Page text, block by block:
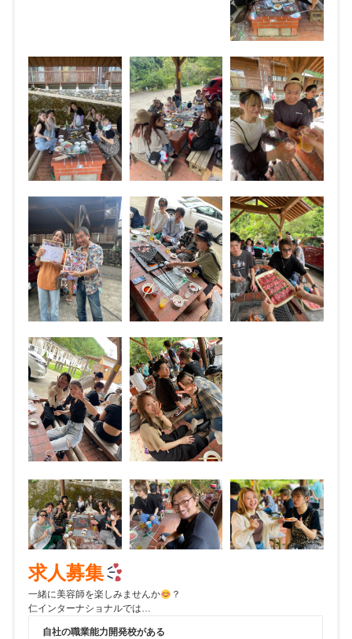
求人募集
一緒に美容師を楽しみませんか
？
仁インターナショナルでは…
自社の職業能力開発校がある